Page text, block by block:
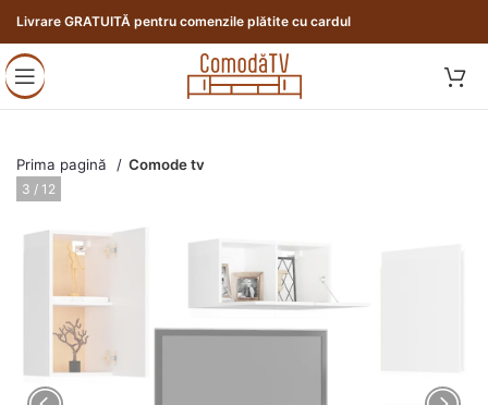
Livrare GRATUITĂ pentru comenzile plătite cu cardul
Prima pagină Comode tv
3 / 12